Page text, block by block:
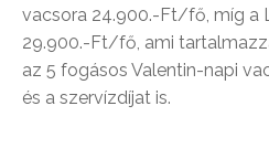
vacsora 24.900.-Ft/fő, míg a
29.900.-Ft/fő, ami
az 5 fogásos Valentin-napi
és a szervízdíjat is.